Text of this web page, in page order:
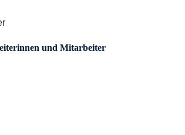
und Mitarbeiter